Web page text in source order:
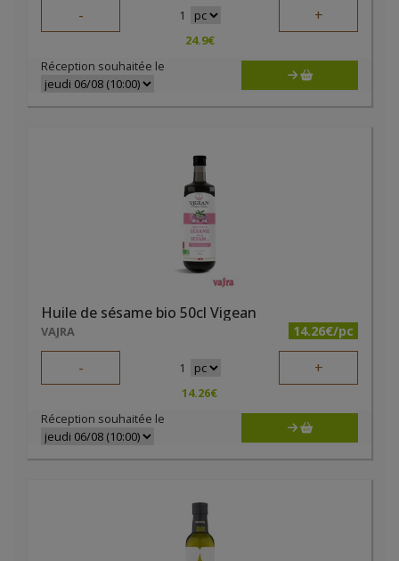
- 1 +
24.9€
Réception souhaitée le
Huile de sésame bio 50cl Vigean
VAJRA 14.26€/pc
- 1 +
14.26€
Réception souhaitée le